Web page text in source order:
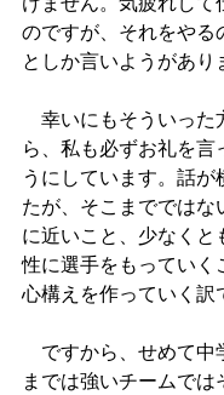
のですが、それをやる
としか言いようがあり
幸いにもそういった
ら、私も必ずお礼を言
うにしています。話が
たが、そこまでではな
に近いこと、少なくと
性に選手をもっていく
心構えを作っていく訳
ですから、せめて中
までは強いチームで